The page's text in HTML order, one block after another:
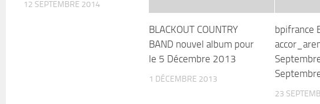
12 SEPTEMBRE 2014
BLACKOUT COUNTRY
BAND nouvel album pour
le 5 Décembre 2013
1 DÉCEMBRE 2013
bpifrance
23